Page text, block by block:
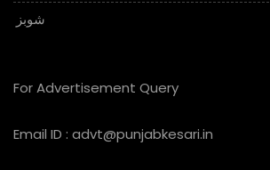
شوبز
For Advertisement Query
Email ID : advt@punjabkesari.in